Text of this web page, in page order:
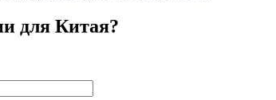
для Китая?